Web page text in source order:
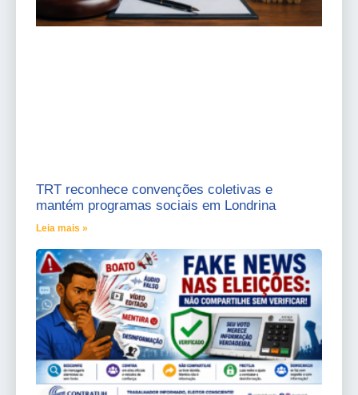
TRT reconhece convenções coletivas e
mantém programas sociais em Londrina
Leia mais »